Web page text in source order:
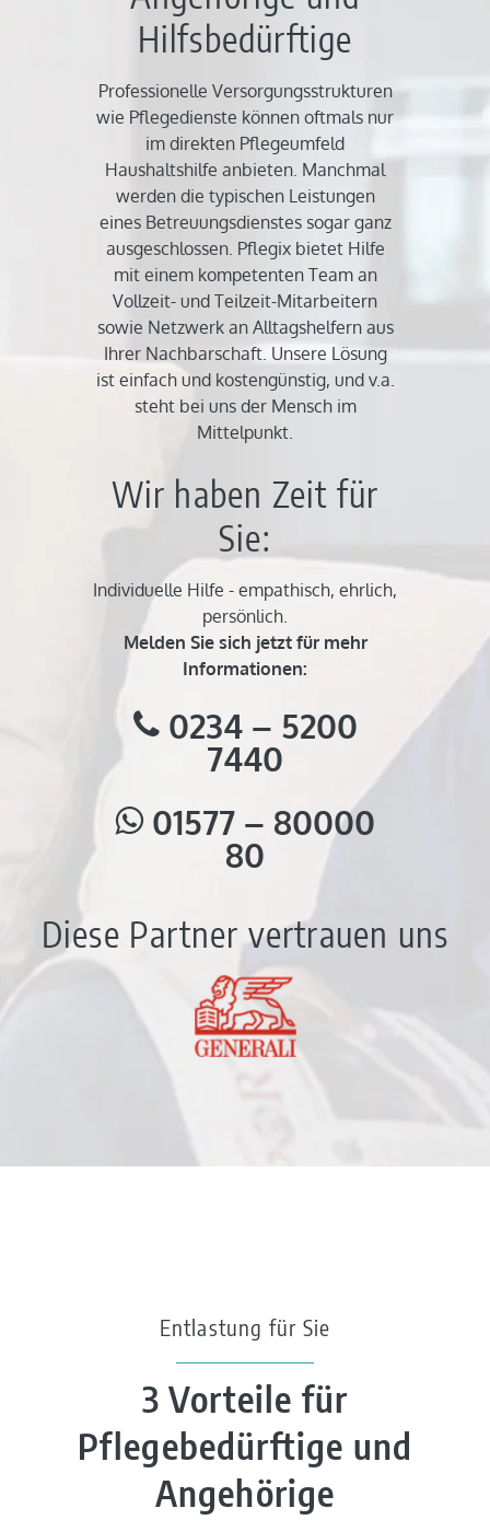
Hilfsbedürftige
Professionelle Versorgungsstrukturen
wie Pflegedienste können oftmals nur
im direkten Pflegeumfeld
Haushaltshilfe anbieten. Manchmal
werden die typischen Leistungen
eines Betreuungsdienstes sogar ganz
ausgeschlossen. Pflegix bietet Hilfe
mit einem kompetenten Team an
Vollzeit- und Teilzeit-Mitarbeitern
sowie Netzwerk an Alltagshelfern aus
Ihrer Nachbarschaft. Unsere Lösung
ist einfach und kostengünstig, und v.a.
steht bei uns der Mensch im
Mittelpunkt.
Wir haben Zeit für
Sie:
Individuelle Hilfe - empathisch, ehrlich,
persönlich.
Melden Sie sich jetzt für mehr
Informationen:
0234 – 5200
7440
01577 – 80000
80
Diese Partner vertrauen uns
Entlastung für Sie
3 Vorteile für
Pflegebedürftige und
Angehörige